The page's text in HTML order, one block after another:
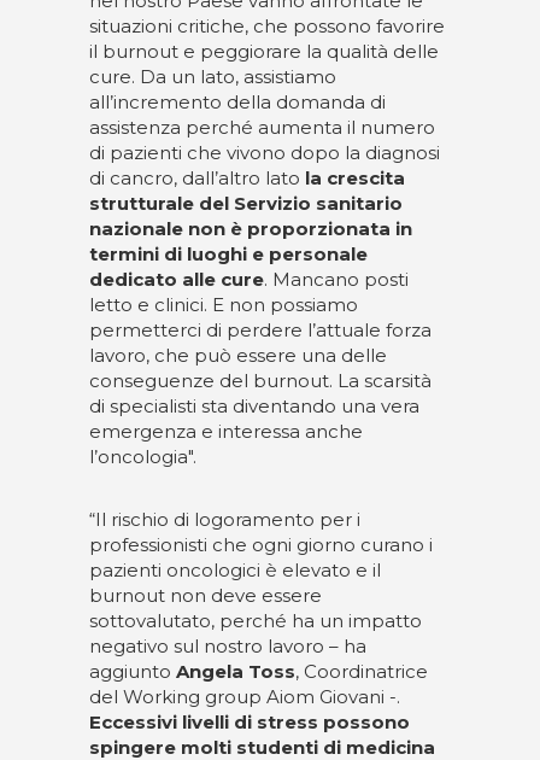
situazioni critiche, che possono favorire
il burnout e peggiorare la qualità delle
cure. Da un lato, assistiamo
all’incremento della domanda di
assistenza perché aumenta il numero
di pazienti che vivono dopo la diagnosi
di cancro, dall’altro lato la crescita
strutturale del Servizio sanitario
nazionale non è proporzionata in
termini di luoghi e personale
dedicato alle cure. Mancano posti
letto e clinici. E non possiamo
permetterci di perdere l’attuale forza
lavoro, che può essere una delle
conseguenze del burnout. La scarsità
di specialisti sta diventando una vera
emergenza e interessa anche
l’oncologia".
“Il rischio di logoramento per i
professionisti che ogni giorno curano i
pazienti oncologici è elevato e il
burnout non deve essere
sottovalutato, perché ha un impatto
negativo sul nostro lavoro – ha
aggiunto Angela Toss, Coordinatrice
del Working group Aiom Giovani -.
Eccessivi livelli di stress possono
spingere molti studenti di medicina